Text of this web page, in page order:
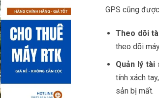
GPS cũng
Theo dõi
theo dõi
Quản lý tài
tính xách
sản bị mất.